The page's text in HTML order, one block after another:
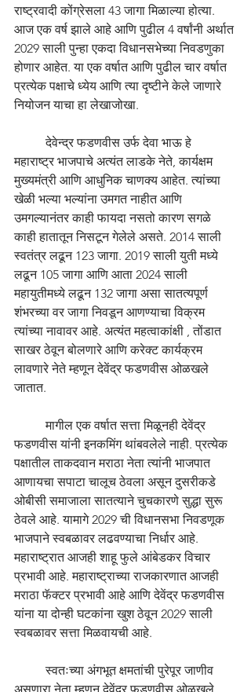
राष्ट्रवादी कोंग्रेसला 43 जागा मिळाल्या होत्या.
आज एक वर्ष झाले आहे आणि पुढील 4 वर्षांनी अर्थात
2029 साली पुन्हा एकदा विधानसभेच्या निवडणुका
होणार आहेत. या एक वर्षात आणि पुढील चार वर्षात
प्रत्येक पक्षाचे ध्येय आणि त्या दृष्टीने केले जाणारे
नियोजन याचा हा लेखाजोखा.
	देवेन्द्र फडणवीस उर्फ देवा भाऊ हे
महाराष्ट्र भाजपाचे अत्यंत लाडके नेते, कार्यक्षम
मुख्यमंत्री आणि आधुनिक चाणक्य आहेत. त्यांच्या
खेळी भल्या भल्यांना उमगत नाहीत आणि
उमगल्यानंतर काही फायदा नसतो कारण सगळे
काही हातातून निसटून गेलेले असते. 2014 साली
स्वतंत्र लढून 123 जागा. 2019 साली युती मध्ये
लढून 105 जागा आणि आता 2024 साली
महायुतीमध्ये लढून 132 जागा असा सातत्यपूर्ण
शंभरच्या वर जागा निवडून आणण्याचा विक्रम
त्यांच्या नावावर आहे. अत्यंत महत्वाकांक्षी , तोंडात
साखर ठेवून बोलणारे आणि करेक्ट कार्यक्रम
लावणारे नेते म्हणून देवेंद्र फडणवीस ओळखले
जातात.
	मागील एक वर्षात सत्ता मिळूनही देवेंद्र
फडणवीस यांनी इनकमिंग थांबवलेले नाही. प्रत्येक
पक्षातील ताकदवान मराठा नेता त्यांनी भाजपात
आणायचा सपाटा चालूच ठेवला असून दुसरीकडे
ओबीसी समाजाला सातत्याने चुचकारणे सुद्धा सुरू
ठेवले आहे. यामागे 2029 ची विधानसभा निवडणूक
भाजपाने स्वबळावर लढवण्याचा निर्धार आहे.
महाराष्ट्रात आजही शाहू फुले आंबेडकर विचार
प्रभावी आहे. महाराष्ट्राच्या राजकारणात आजही
मराठा फॅक्टर प्रभावी आहे आणि देवेंद्र फडणवीस
यांना या दोन्ही घटकांना खुश ठेवून 2029 साली
स्वबळावर सत्ता मिळवायची आहे.
	स्वतःच्या अंगभूत क्षमतांची पुरेपूर जाणीव